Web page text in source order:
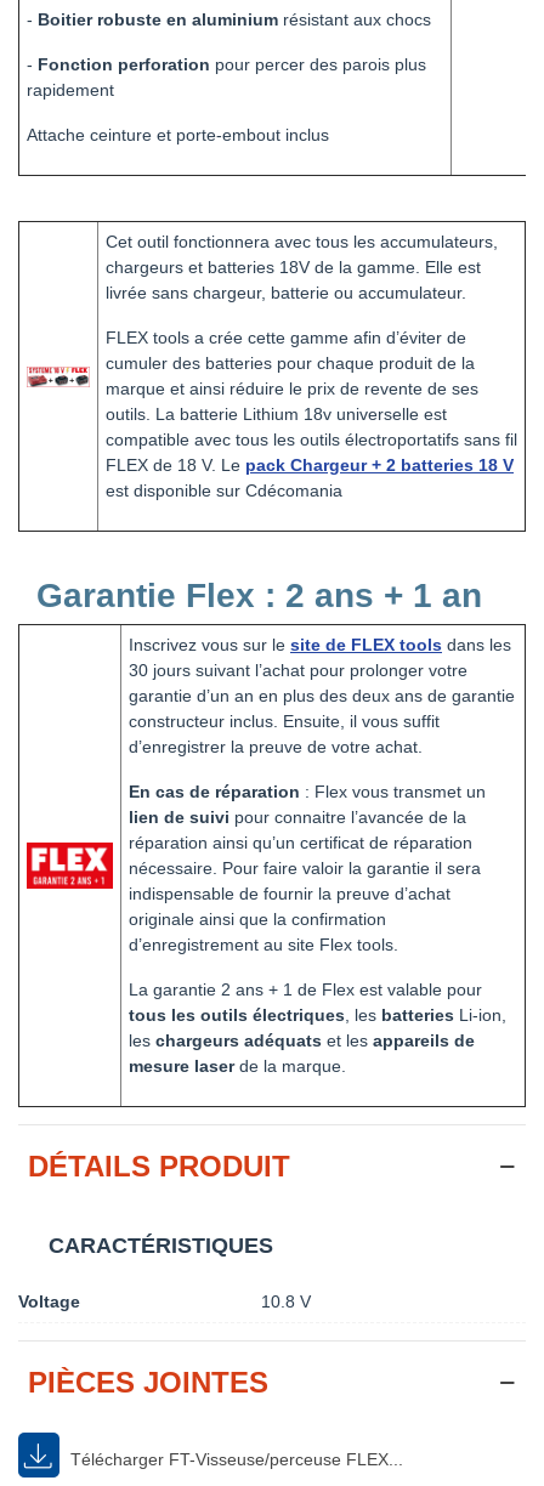
- Boitier robuste en aluminium résistant aux chocs
- Fonction perforation pour percer des parois plus
rapidement
Attache ceinture et porte-embout inclus
Cet outil fonctionnera avec tous les accumulateurs,
chargeurs et batteries 18V de la gamme. Elle est
livrée sans chargeur, batterie ou accumulateur.
FLEX tools a crée cette gamme afin d’éviter de
cumuler des batteries pour chaque produit de la
marque et ainsi réduire le prix de revente de ses
outils. La batterie Lithium 18v universelle est
compatible avec tous les outils électroportatifs sans fil
FLEX de 18 V. Le pack Chargeur + 2 batteries 18 V
est disponible sur Cdécomania
Garantie Flex : 2 ans + 1 an
Inscrivez vous sur le site de FLEX tools dans les
30 jours suivant l’achat pour prolonger votre
garantie d’un an en plus des deux ans de garantie
constructeur inclus. Ensuite, il vous suffit
d’enregistrer la preuve de votre achat.
En cas de réparation : Flex vous transmet un
lien de suivi pour connaitre l’avancée de la
réparation ainsi qu’un certificat de réparation
nécessaire. Pour faire valoir la garantie il sera
indispensable de fournir la preuve d’achat
originale ainsi que la confirmation
d’enregistrement au site Flex tools.
La garantie 2 ans + 1 de Flex est valable pour
tous les outils électriques, les batteries Li-ion,
les chargeurs adéquats et les appareils de
mesure laserde la marque.
DÉTAILS PRODUIT
CARACTÉRISTIQUES
Voltage 10.8 V
PIÈCES JOINTES
Télécharger FT-Visseuse/perceuse FLEX...